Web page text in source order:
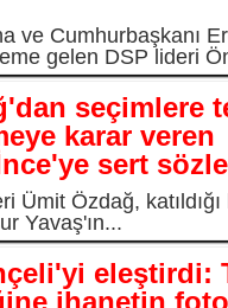
ve Cumhurbaşkanı
gelen DSP lideri
seçimlere
karar veren
sert
Ümit Özdağ,
Yavaş'ın...
eleştirdi:
ihanetin